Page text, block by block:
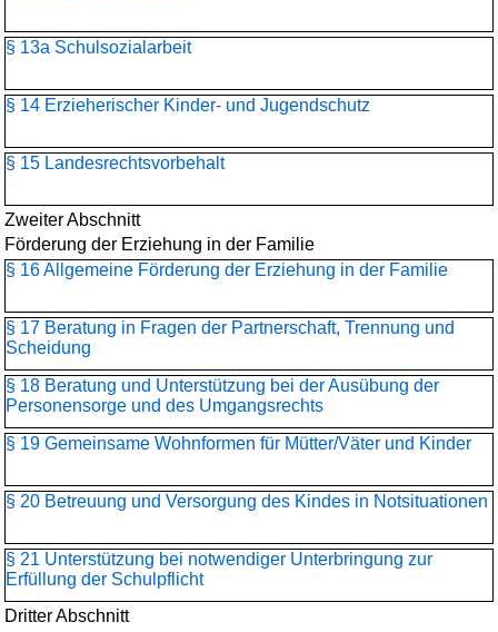
§ 13a Schulsozialarbeit
§ 14 Erzieherischer Kinder- und Jugendschutz
§ 15 Landesrechtsvorbehalt
Zweiter Abschnitt
Förderung der Erziehung in der Familie
§ 16 Allgemeine Förderung der Erziehung in der Familie
§ 17 Beratung in Fragen der Partnerschaft, Trennung und
Scheidung
§ 18 Beratung und Unterstützung bei der Ausübung der
Personensorge und des Umgangsrechts
§ 19 Gemeinsame Wohnformen für Mütter/Väter und Kinder
§ 20 Betreuung und Versorgung des Kindes in Notsituationen
§ 21 Unterstützung bei notwendiger Unterbringung zur
Erfüllung der Schulpflicht
Dritter Abschnitt